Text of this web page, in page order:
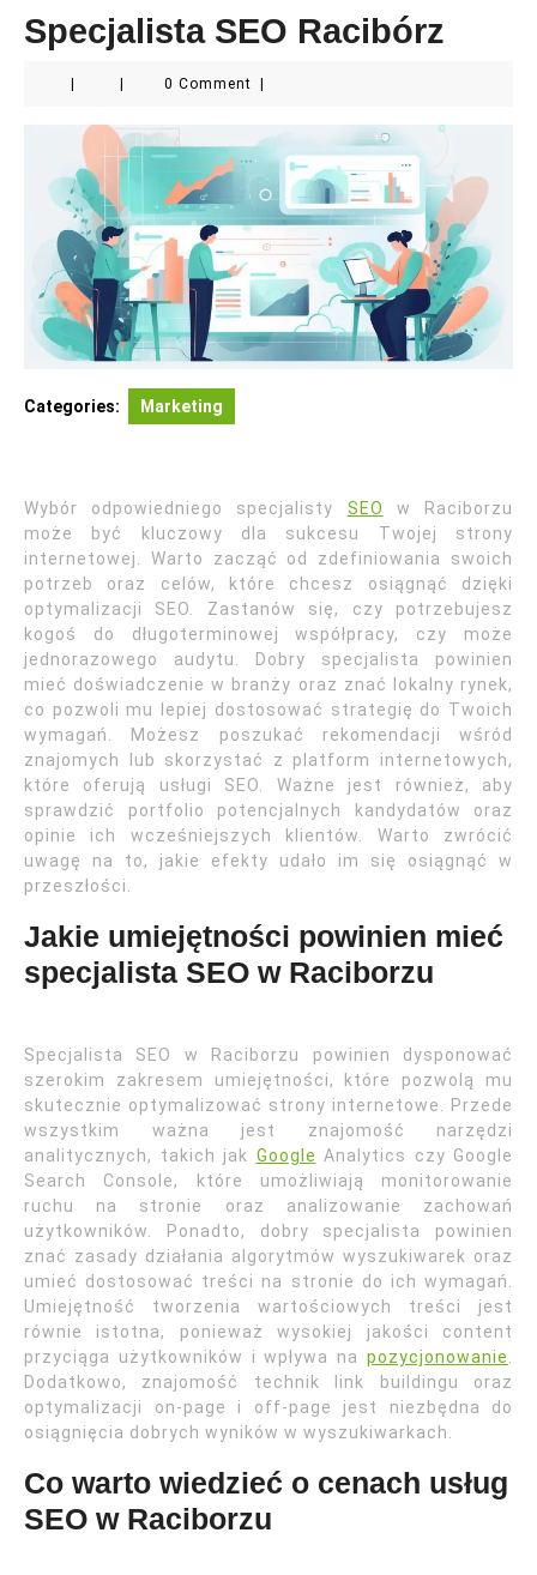
Specjalista SEO Racibórz
0 Comment
Categories: Marketing
Wybór odpowiedniego specjalisty SEO
w Raciborzu
może być kluczowy dla sukcesu Twojej strony
internetowej. Warto zacząć od zdefiniowania swoich
potrzeb oraz celów, które chcesz osiągnąć dzięki
optymalizacji SEO. Zastanów się, czy potrzebujesz
kogoś do długoterminowej współpracy, czy może
jednorazowego audytu. Dobry specjalista powinien
mieć doświadczenie w branży oraz znać lokalny rynek,
co pozwoli mu lepiej dostosować strategię do Twoich
wymagań. Możesz poszukać rekomendacji wśród
znajomych lub skorzystać z platform internetowych,
które oferują usługi SEO. Ważne jest również, aby
sprawdzić portfolio potencjalnych kandydatów oraz
opinie ich wcześniejszych klientów. Warto zwrócić
uwagę na to, jakie efekty udało im się osiągnąć w
przeszłości.
Jakie umiejętności powinien mieć
specjalista SEO w Raciborzu
Specjalista SEO w Raciborzu powinien dysponować
szerokim zakresem umiejętności, które pozwolą mu
skutecznie optymalizować strony internetowe. Przede
wszystkim ważna jest znajomość narzędzi
analitycznych, takich jak Google Analytics czy Google
Search Console, które umożliwiają monitorowanie
ruchu na stronie oraz analizowanie zachowań
użytkowników. Ponadto, dobry specjalista powinien
znać zasady działania algorytmów wyszukiwarek oraz
umieć dostosować treści na stronie do ich wymagań.
Umiejętność tworzenia wartościowych treści jest
równie istotna, ponieważ wysokiej jakości content
przyciąga użytkowników i wpływa na pozycjonowanie
Dodatkowo, znajomość technik link buildingu oraz
optymalizacji on-page i off-page jest niezbędna do
osiągnięcia dobrych wyników w wyszukiwarkach.
Co warto wiedzieć o cenach usług
SEO w Raciborzu